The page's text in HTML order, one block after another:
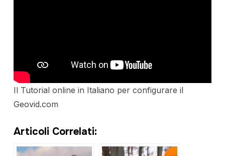
Il Tutorial online in Italiano per configurare il
Geovid.com
Articoli Correlati: